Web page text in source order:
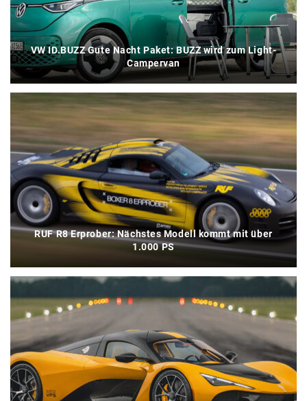
VW ID.BUZZ Gute Nacht Paket: BUZZ wird zum Light-
Campervan
RUF R8 Erprober: Nächstes Modell kommt mit über
1.000 PS